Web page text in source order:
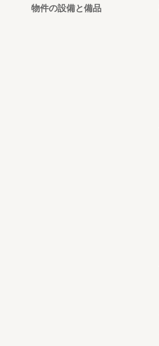
物件の設備と備品